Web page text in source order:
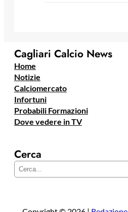
Cagliari Calcio News
Home
Notizie
Calciomercato
Infortuni
Probabili Formazioni
Dove vedere in TV
Cerca
e